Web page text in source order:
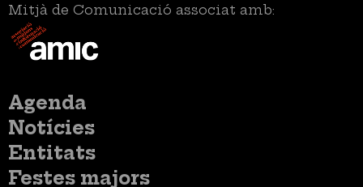
Mitjà de Comunicació associat amb:
Menú
principal
Agenda
Notícies
Entitats
Festes majors